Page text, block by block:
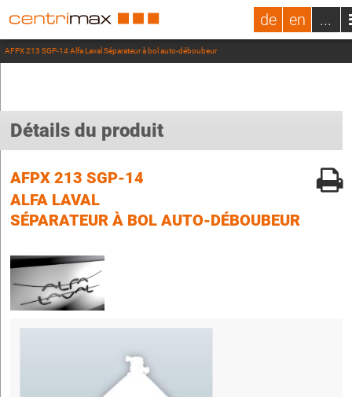
de en ...
AFPX 213 SGP-14 Alfa Laval Séparateur à bol auto-déboubeur
Détails du produit
AFPX 213 SGP-14
ALFA LAVAL
SÉPARATEUR À BOL AUTO-DÉBOUBEUR